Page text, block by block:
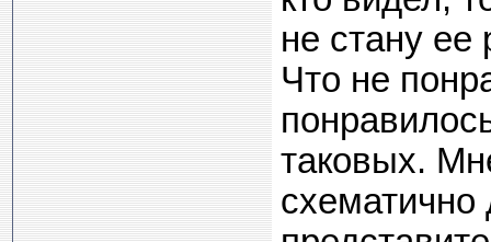
не стану ее
Что не
таковых.
схематично